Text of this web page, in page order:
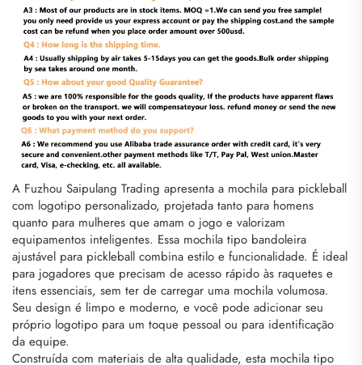
A Fuzhou Saipulang Trading apresenta a mochila para pickleball
com logotipo personalizado, projetada tanto para homens
quanto para mulheres que amam o jogo e valorizam
equipamentos inteligentes. Essa mochila tipo bandoleira
ajustável para pickleball combina estilo e funcionalidade. É ideal
para jogadores que precisam de acesso rápido às raquetes e
itens essenciais, sem ter de carregar uma mochila volumosa.
Seu design é limpo e moderno, e você pode adicionar seu
próprio logotipo para um toque pessoal ou para identificação
da equipe.
Construída com materiais de alta qualidade, esta mochila tipo